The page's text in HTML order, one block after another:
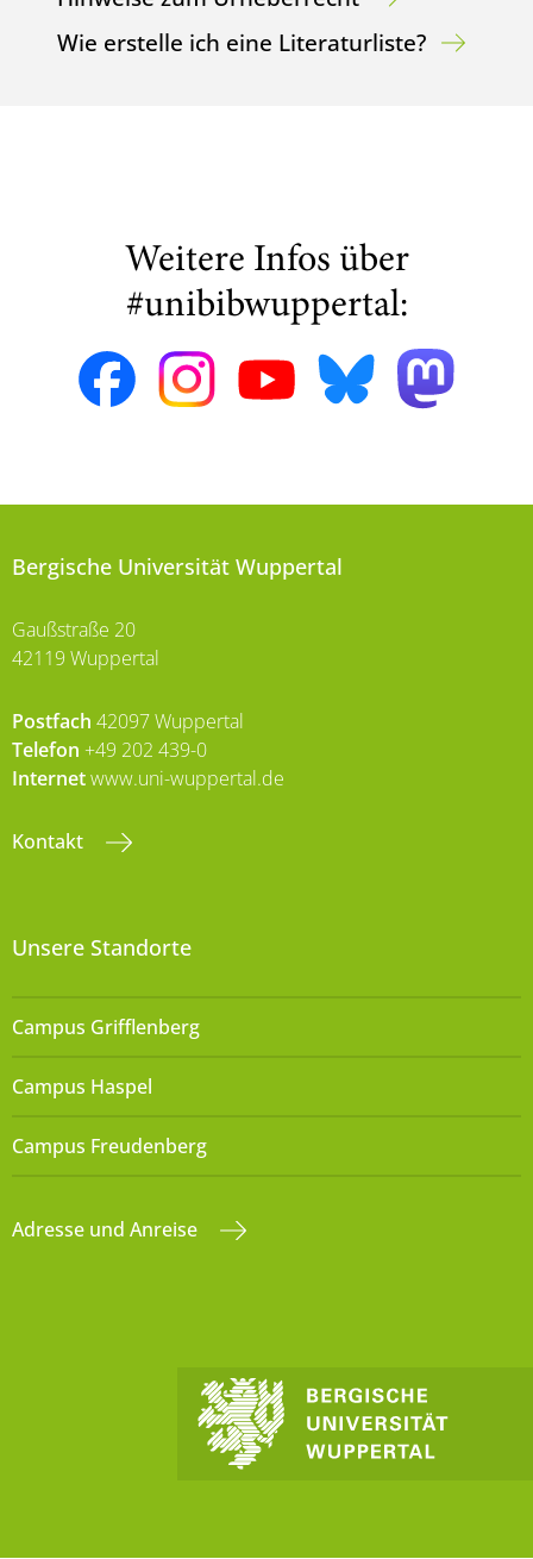
Wie erstelle ich eine Literaturliste?
Weitere Infos über
#unibibwuppertal:
Bergische Universität Wuppertal
Gaußstraße 20
42119 Wuppertal
Postfach 42097 Wuppertal
Telefon +49 202 439-0
Internetwww.uni-wuppertal.de
Kontakt
Unsere Standorte
Campus Grifflenberg
Campus Haspel
Campus Freudenberg
Adresse und Anreise